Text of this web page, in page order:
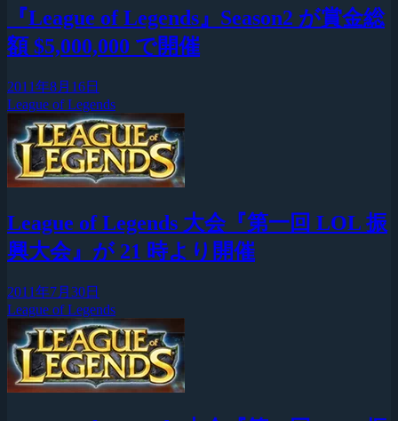
『League of Legends』Season2 が賞金総
額 $5,000,000 で開催
2011年8月16日
League of Legends
League of Legends 大会『第一回 LOL 振
興大会』が 21 時より開催
2011年7月30日
League of Legends